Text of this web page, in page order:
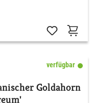
verfügbar
Goldahorn